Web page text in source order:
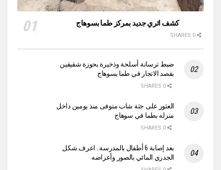
كشف اثري جديد بمركز طما بسوهاج
ضبط ترسانة أسلحة وذخيرة بحوزة شقيقين
بقصد الاتجار في طما بسوهاج
العثور على جثة شاب متوفى منذ يومين داخل
منزله بطما في سوهاج
بعد إصابة 6 أطفال بالمدرسة.. اعرف شكل
الجدري المائي بالصور وأعراضه